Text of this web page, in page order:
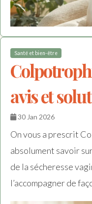
Santé et bien-être
avis et
30 Jan 2026
On vous a prescrit
absolument savoir
de la sécheresse
l’accompagner de